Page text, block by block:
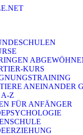
KURS
ANEINANDER
A-Z
FÜR ANFÄNGER